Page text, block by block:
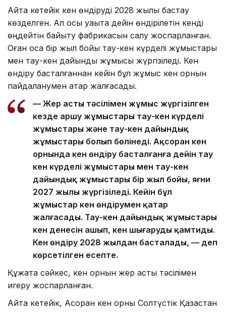
Айта кетейік кен өндіруді 2028 жылы бастау
көзделген. Ал осы уақытқа дейін өндірілетін кенді
өңдейтін байыту фабрикасын салу жоспарланған.
Оған қоса бір жыл бойы тау-кен күрделі жұмыстары
мен тау-кен дайындық жұмысы жүргізіледі. Кен
өндіру басталғаннан кейін бұл жұмыс кен орнын
пайдаланумен қатар жалғасады.
— Жер асты тәсілімен жұмыс жүргізілген
кезде аршу жұмыстары тау-кен күрделі
жұмыстары және тау-кен дайындық
жұмыстары болып бөлінеді. Ақсоран кен
орнында кен өндіру басталғанға дейін тау
кен күрделі жұмыстары мен тау-кен
дайындық жұмыстары бір жыл бойы, яғни
2027 жылы жүргізіледі. Кейін бұл
жұмыстар кен өндірумен қатар
жалғасады. Тау-кен дайындық жұмыстары
кен денесін ашып, кен шығаруды қамтиды.
Кен өндіру 2028 жылдан басталады, — деп
көрсетілген есепте.
Құжатқа сәйкес, кен орнын жер асты тәсілімен
игеру жоспарланған.
Айта кетейік, Ақсоран кен орны Солтүстік Қазақстан